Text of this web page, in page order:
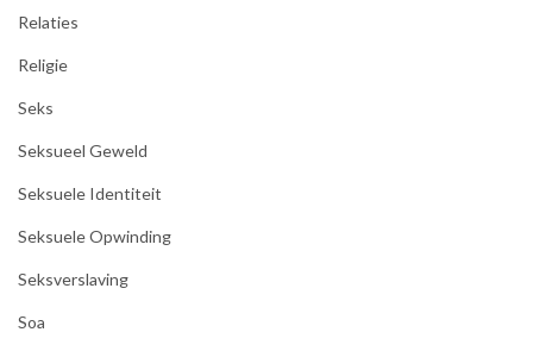
Relaties
Religie
Seks
Seksueel Geweld
Seksuele Identiteit
Seksuele Opwinding
Seksverslaving
Soa